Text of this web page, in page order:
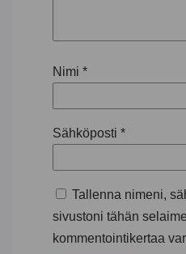
Nimi *
Sähköposti *
Tallenna nimeni,
sivustoni tähän
kommentointikertaa